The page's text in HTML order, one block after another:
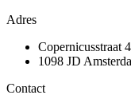
Adres
Copernicusstraat
1098 JD
Contact